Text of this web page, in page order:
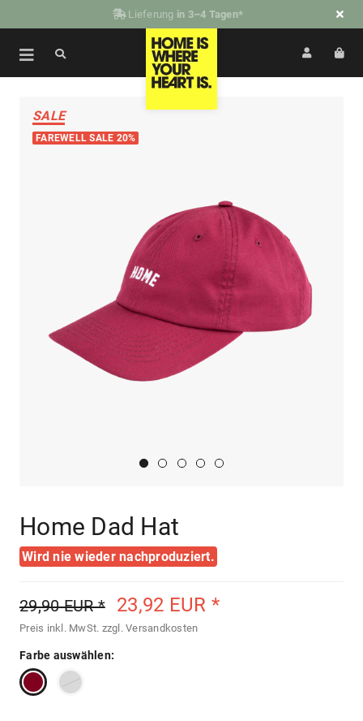
Lieferung in 3–4 Tagen*
SALE
FAREWELL SALE 20%
Home Dad Hat
Wird nie wieder nachproduziert.
29,90 EUR * 23,92 EUR *
Preis inkl. MwSt. zzgl. Versandkosten
Farbe auswählen: